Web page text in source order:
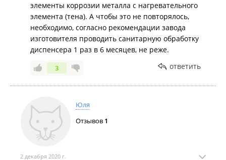
элементы коррозии металла с нагревательного
элемента (тена). А чтобы это не повторялось,
необходимо, согласно рекомендации завода
изготовителя проводить санитарную обработку
диспенсера 1 раз в 6 месяцев, не реже.
3 ответить
Юля
Отзывов 1
2 декабря 2020 г.